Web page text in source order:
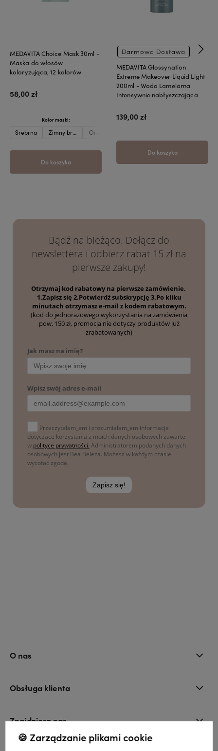
MEDAVITA Choice Mask 30ml -
Maska do włosów
koloryzująca, 12 kolorów
58,00 zł
Do koszyka
Kolor maski:
Srebrna Zimny brąz Orzech laskowy
Darmowa Dostawa
MEDAVITA Glossynation
Extreme Makeover Liquid Light
200ml - Woda Lamelarna
Intensywnie nabłyszczająca
139,00 zł
Do koszyka
O nas
Obsługa klienta
Znajdziesz nas
🍪 Zarządzanie plikami cookie